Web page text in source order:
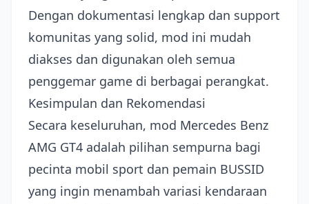
Dengan dokumentasi lengkap dan support
komunitas yang solid, mod ini mudah
diakses dan digunakan oleh semua
penggemar game di berbagai perangkat.
Kesimpulan dan Rekomendasi
Secara keseluruhan, mod Mercedes Benz
AMG GT4 adalah pilihan sempurna bagi
pecinta mobil sport dan pemain BUSSID
yang ingin menambah variasi kendaraan